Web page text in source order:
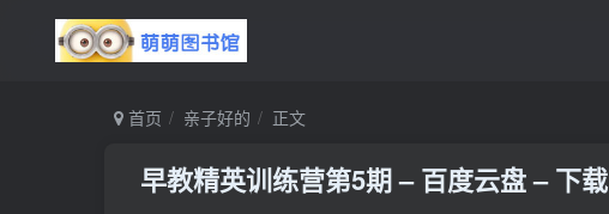
首页 亲子好的 正文
早教精英训练营第5期 – 百度云盘 – 下载